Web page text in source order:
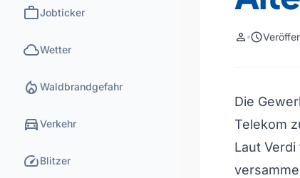
workJobticker
cloudWetter
local_fire_department Waldbrandgefahr
directions_carVerkehr
speedBlitzer
person schedule
Die
Telekom
Laut